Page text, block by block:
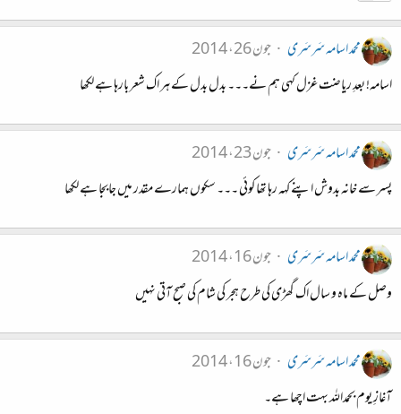
محمد اسامہ سَرسَری
جون 26، 2014
اسامہ! بعدِ ریاضت غزل کہی ہم نے۔۔۔ بدل بدل کے ہر اک شعر بارہا ہے لکھا
محمد اسامہ سَرسَری
جون 23، 2014
پسر سے خانہ بدوش اپنے کہہ رہا تھا کوئی ۔۔۔ سکوں ہمارے مقدر میں جابجا ہے لکھا
محمد اسامہ سَرسَری
جون 16، 2014
وصل کے ماہ و سال اک گھڑی کی طرح ہجر کی شام کی صبح آتی نہیں
محمد اسامہ سَرسَری
جون 16، 2014
آغازِ یوم بحمداللہ بہت اچھا ہے۔